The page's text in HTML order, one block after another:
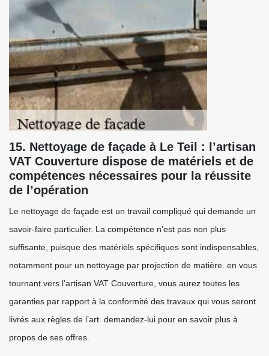
15. Nettoyage de façade à Le Teil : l’artisan
VAT Couverture dispose de matériels et de
compétences nécessaires pour la réussite
de l’opération
Le nettoyage de façade est un travail compliqué qui demande un
savoir-faire particulier. La compétence n’est pas non plus
suffisante, puisque des matériels spécifiques sont indispensables,
notamment pour un nettoyage par projection de matière. en vous
tournant vers l’artisan VAT Couverture, vous aurez toutes les
garanties par rapport à la conformité des travaux qui vous seront
livrés aux règles de l’art. demandez-lui pour en savoir plus à
propos de ses offres.